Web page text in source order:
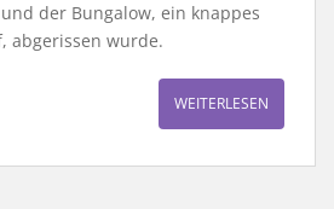
und der Bungalow, ein knappes
abgerissen wurde.
WEITERLESEN